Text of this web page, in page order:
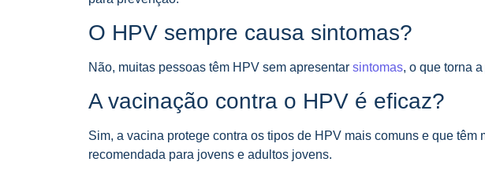
O HPV sempre causa sintomas?
Não, muitas pessoas têm HPV sem apresentar sintomas, o que torna
A vacinação contra o HPV é eficaz?
Sim, a vacina protege contra os tipos de HPV mais comuns e que têm
recomendada para jovens e adultos jovens.